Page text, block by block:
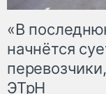
«В
начнётся
ЭТрН